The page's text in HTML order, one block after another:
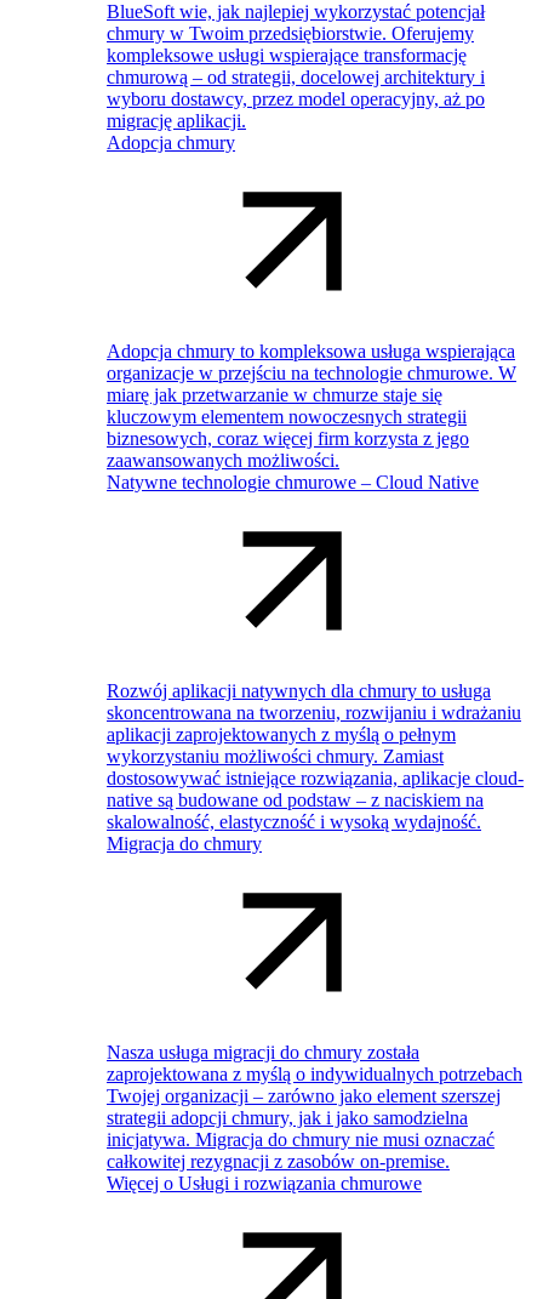
BlueSoft wie, jak najlepiej wykorzystać potencjał
chmury w Twoim przedsiębiorstwie. Oferujemy
kompleksowe usługi wspierające transformację
chmurową – od strategii, docelowej architektury i
wyboru dostawcy, przez model operacyjny, aż po
migrację aplikacji.
Adopcja chmury
Adopcja chmury to kompleksowa usługa wspierająca
organizacje w przejściu na technologie chmurowe. W
miarę jak przetwarzanie w chmurze staje się
kluczowym elementem nowoczesnych strategii
biznesowych, coraz więcej firm korzysta z jego
zaawansowanych możliwości.
Natywne technologie chmurowe – Cloud Native
Rozwój aplikacji natywnych dla chmury to usługa
skoncentrowana na tworzeniu, rozwijaniu i wdrażaniu
aplikacji zaprojektowanych z myślą o pełnym
wykorzystaniu możliwości chmury. Zamiast
dostosowywać istniejące rozwiązania, aplikacje cloud-
native są budowane od podstaw – z naciskiem na
skalowalność, elastyczność i wysoką wydajność.
Migracja do chmury
Nasza usługa migracji do chmury została
zaprojektowana z myślą o indywidualnych potrzebach
Twojej organizacji – zarówno jako element szerszej
strategii adopcji chmury, jak i jako samodzielna
inicjatywa. Migracja do chmury nie musi oznaczać
całkowitej rezygnacji z zasobów on-premise.
Więcej o Usługi i rozwiązania chmurowe